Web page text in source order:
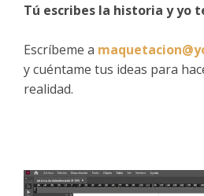
Tú escribes la historia y yo
Escríbeme a
y cuéntame tus ideas para
realidad.